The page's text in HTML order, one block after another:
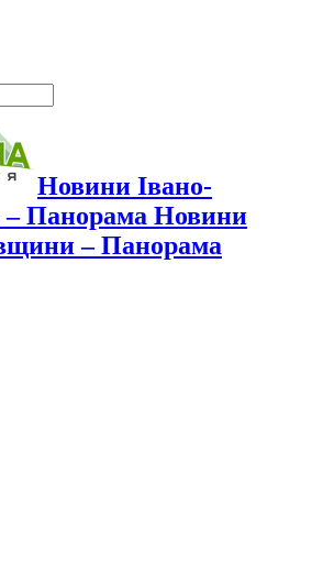
Новини Івано-
Панорама Новини
– Панорама